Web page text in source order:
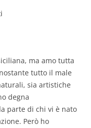
ma amo tutta
tutto il male
sia artistiche
degna
parte di chi vi è nato
Però ho